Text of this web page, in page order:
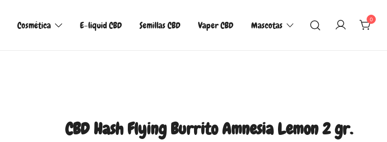
Cosmética E-liquid CBD Semillas CBD Vaper CBD Mascotas
0
CBD Hash Flying Burrito Amnesia Lemon 2 gr.